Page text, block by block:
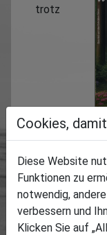
trotz
Cookies,
Diese Website
Funktionen zu
notwendig,
verbessern und
Klicken Sie auf